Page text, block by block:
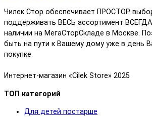
Чилек Стор обеспечивает ПРОСТОР
поддерживать ВЕСЬ ассортимент
наличии на МегаСторСкладе в Москве.
быть на пути к Вашему дому уже в день
покупке.
Интернет-магазин «Cilek Store» 2025
ТОП категорий
Для детей постарше